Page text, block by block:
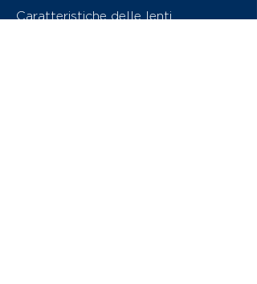
Caratteristiche delle lenti